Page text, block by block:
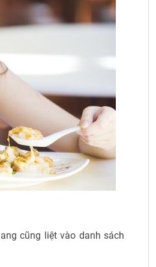
cũng liệt vào danh sách